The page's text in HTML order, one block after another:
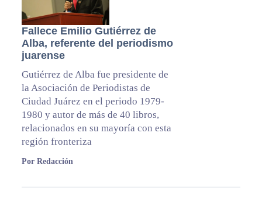
Fallece Emilio Gutiérrez de
Alba, referente del periodismo
juarense
Gutiérrez de Alba fue presidente de
la Asociación de Periodistas de
Ciudad Juárez en el periodo 1979-
1980 y autor de más de 40 libros,
relacionados en su mayoría con esta
región fronteriza
Por Redacción